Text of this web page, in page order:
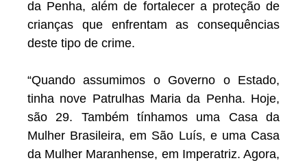
da Penha, além de fortalecer a proteção de
crianças que enfrentam as consequências
deste tipo de crime.
“Quando assumimos o Governo o Estado,
tinha nove Patrulhas Maria da Penha. Hoje,
são 29. Também tínhamos uma Casa da
Mulher Brasileira, em São Luís, e uma Casa
da Mulher Maranhense, em Imperatriz. Agora,